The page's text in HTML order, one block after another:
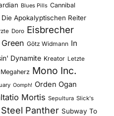
Blues Pills Cannibal
Die Apokalyptischen Reiter
Doro Eisbrecher
Götz Widmann In
Dynamite Kreator Letzte
Megaherz Mono Inc.
Oomph! Orden Ogan
Mortis Sepultura Slick's
Steel Panther Subway To